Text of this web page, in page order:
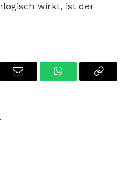
wirkt, ist der
Email WhatsAppCopy